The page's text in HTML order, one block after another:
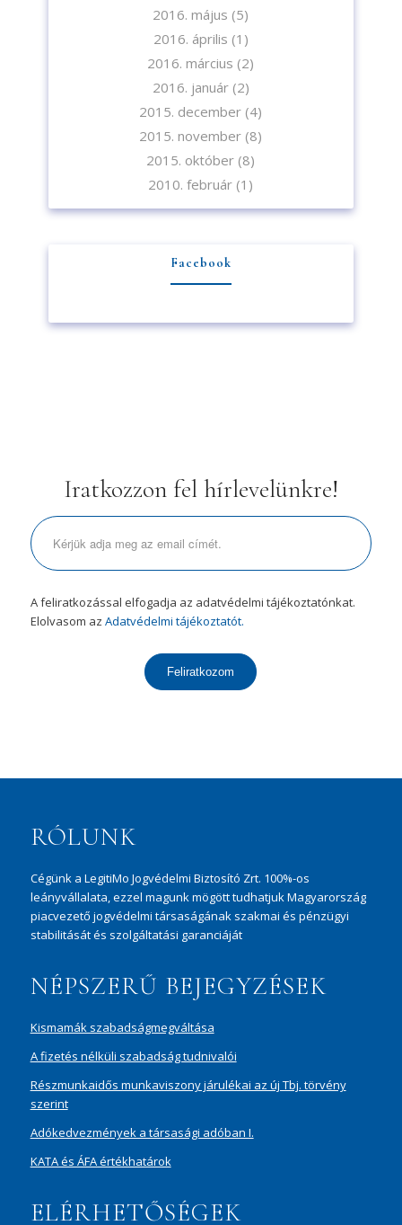
2016. május (5)
2016. április (1)
2016. március (2)
2016. január(2)
2015. december (4)
2015. november (8)
2015. október (8)
2010. február (1)
Facebook
Iratkozzon fel hírlevelünkre!
A feliratkozással elfogadja az adatvédelmi tájékoztatónkat.
Elolvasom az Adatvédelmi tájékoztatót.
Feliratkozom
RÓLUNK
Cégünk a LegitiMo Jogvédelmi Biztosító Zrt. 100%-os
leányvállalata, ezzel magunk mögött tudhatjuk Magyarország
piacvezető jogvédelmi társaságának szakmai és pénzügyi
stabilitását és szolgáltatási garanciáját
NÉPSZERŰ BEJEGYZÉSEK
Kismamák szabadságmegváltása
A fizetés nélküli szabadság tudnivalói
Részmunkaidős munkaviszony járulékai az új Tbj. törvény
szerint
Adókedvezmények a társasági adóban I.
KATA és ÁFA értékhatárok
ELÉRHETŐSÉGEK